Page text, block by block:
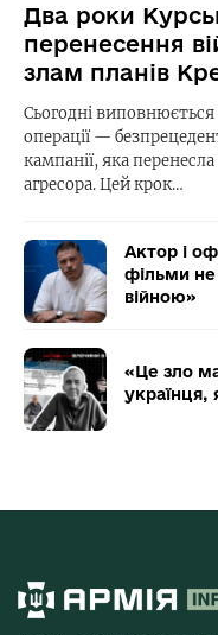
Два роки
перенесення
злам планів
Сьогодні виповнюється
операції —
кампанії, яка
агресора. Цей крок…
Актор і
фільми не
війною»
«Це зло
українця,